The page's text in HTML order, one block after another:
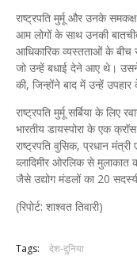
राष्ट्रपति मुर्मू और उनके
आम लोगों के साथ उनकी
आधिकारिक व्यस्तताओं के बीच
जो उन्हें बधाई देने आए थे।
की, जिन्होंने बाद में उन्हें उपहार
राष्ट्रपति मुर्मू सर्बिया के लिए
भारतीय डायस्पोरा के एक
राष्ट्रपति वुसिक, प्रधान
व्लादिमीर ओरलिक से
जैसे उद्योग मंडलों का 20
(रिपोर्ट: शाश्वत तिवारी)
Tags: देश-दुनिया